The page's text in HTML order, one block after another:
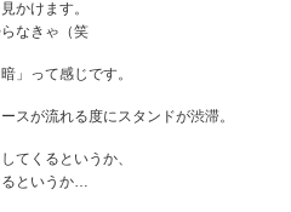
かけます。
なきゃ（笑
」って感じです。
スが流れる度にスタンドが渋滞。
てくるというか、
るというか…